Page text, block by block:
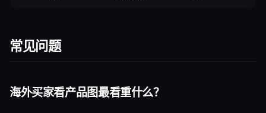
常见问题
海外买家看产品图最看重什么？